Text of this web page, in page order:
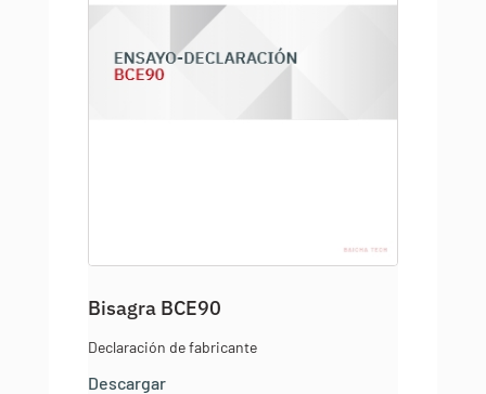
Bisagra BCE90
Declaración de fabricante
Descargar